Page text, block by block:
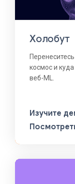
Холобут
космос и
веб-ML.
Изучите